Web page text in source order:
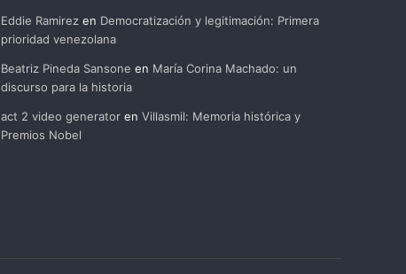
Eddie Ramirezen Democratización y legitimación: Primera
prioridad venezolana
Beatriz Pineda Sansone en María Corina Machado: un
discurso para la historia
act 2 video generatoren Villasmil: Memoria histórica y
Premios Nobel